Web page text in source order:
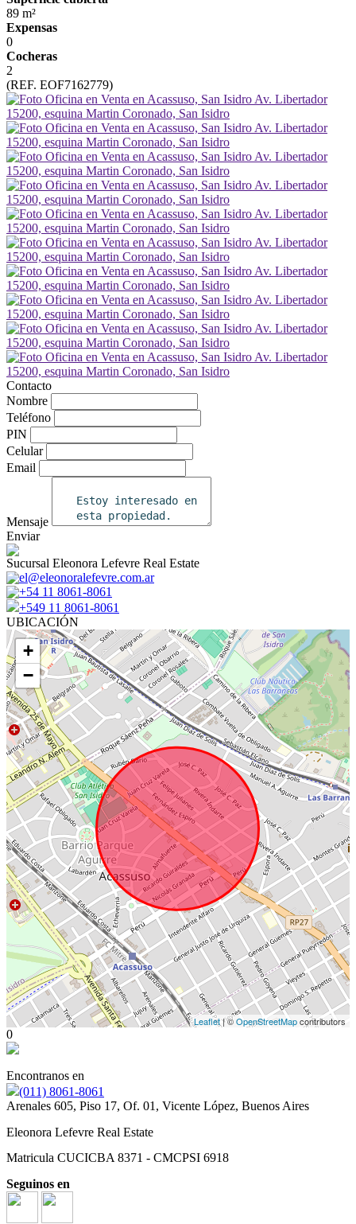
89 m²
Expensas
0
Cocheras
2
(REF. EOF7162779)
Contacto
Nombre
Teléfono
PIN
Celular
Email
Mensaje
Enviar
Sucursal Eleonora Lefevre Real Estate
el@eleonoralefevre.com.ar
+54 11 8061-8061
+549 11 8061-8061
UBICACIÓN
+
−
Leaflet| ©OpenStreetMapcontributors
0
Encontranos en
(011) 8061-8061
Arenales 605, Piso 17, Of. 01, Vicente López, Buenos Aires
Eleonora Lefevre Real Estate
Matricula CUCICBA 8371 - CMCPSI 6918
Seguinos en